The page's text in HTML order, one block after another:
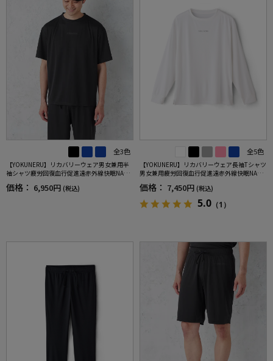
全3色
【YOKUNERU】リカバリーウェア男女兼用半
袖シャツ疲労回復血行促進遠赤外線快眠NANO
MIX(R)【一般医療機器】SS～LLサイズ
価格： 6,950円 (税込)
全5色
【YOKUNERU】リカバリーウェア長袖Tシャツ
男女兼用疲労回復血行促進遠赤外線快眠NANO
MIX(R)【一般医療機器】SS～LLサイズ
価格： 7,450円 (税込)
5.0 （1）